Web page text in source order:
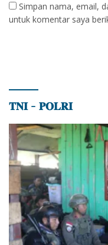
Simpan nama, email,
untuk komentar saya
𝐓𝐍𝐈 – 𝐏𝐎𝐋𝐑𝐈